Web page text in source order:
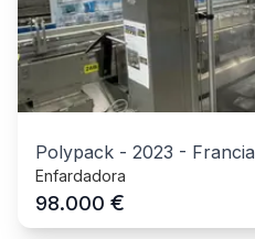
Polypack - 2023 - Francia
Enfardadora
98.000 €